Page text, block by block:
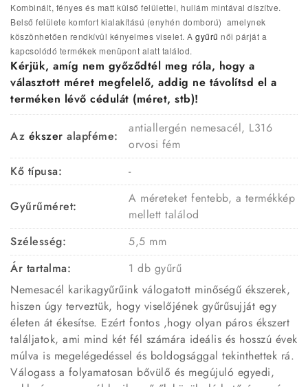
Kombinált, fényes és matt külső felülettel, hullám mintával díszítve.
Belső felülete komfort kialakítású (enyhén domború) amelynek
köszönhetően rendkívül kényelmes viselet. A gyűrű női párját a
kapcsolódó termékek menüpont alatt találod.
Kérjük, amíg nem győződtél meg róla, hogy a
választott méret megfelelő, addig ne távolítsd el a
terméken lévő cédulát (méret, stb)!
Az ékszer alapféme:
antiallergén nemesacél, L316
orvosi fém
Kő típusa:
-
Gyűrűméret:
A méreteket fentebb, a termékkép
mellett találod
Szélesség:
5,5 mm
Ár tartalma:
1 db gyűrű
Nemesacél karikagyűrűink válogatott minőségű ékszerek,
hiszen úgy terveztük, hogy viselőjének gyűrűsujját egy
életen át ékesítse. Ezért fontos ,hogy olyan páros ékszert
találjatok, ami mind két fél számára ideális és hosszú évek
múlva is megelégedéssel és boldogsággal tekinthettek rá.
Válogass a folyamatosan bővülő és megújuló egyedi,